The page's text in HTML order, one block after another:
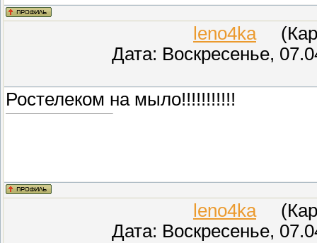
leno4ka
Дата: Воскресенье,
Ростелеком на мыло!!!!!!!!!!!
leno4ka
Дата: Воскресенье,